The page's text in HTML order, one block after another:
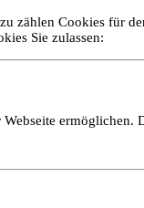
zählen Cookies für
Sie zulassen:
ermöglichen.